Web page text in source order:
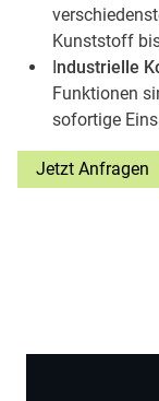
Kunststoff
Industrielle
Funktionen
sofortige
Jetzt Anfragen